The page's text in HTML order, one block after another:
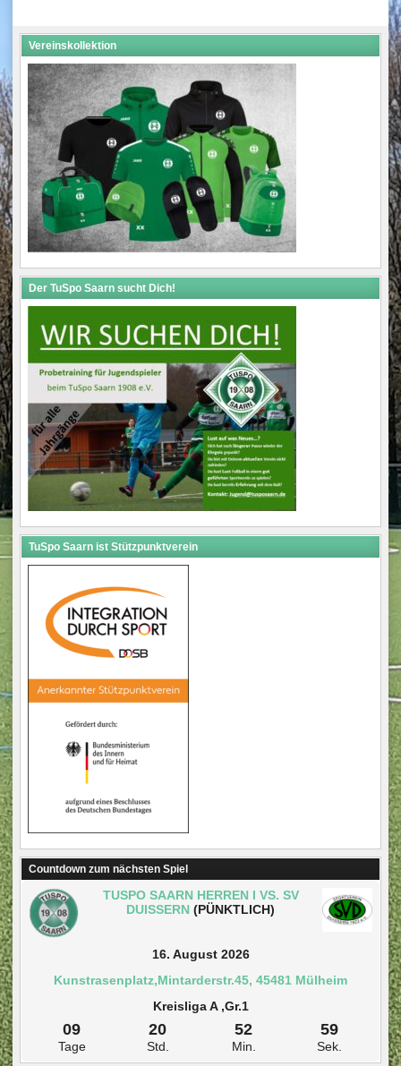
navigation
Vereinskollektion
Der TuSpo Saarn sucht Dich!
TuSpo Saarn ist Stützpunktverein
Countdown zum nächsten Spiel
TUSPO SAARN HERREN I VS. SV
DUISSERN (PÜNKTLICH)
16. August 2026
Kunstrasenplatz,Mintarderstr.45, 45481 Mülheim
Kreisliga A ,Gr.1
09
Tage
20
Std.
52
Min.
59
Sek.